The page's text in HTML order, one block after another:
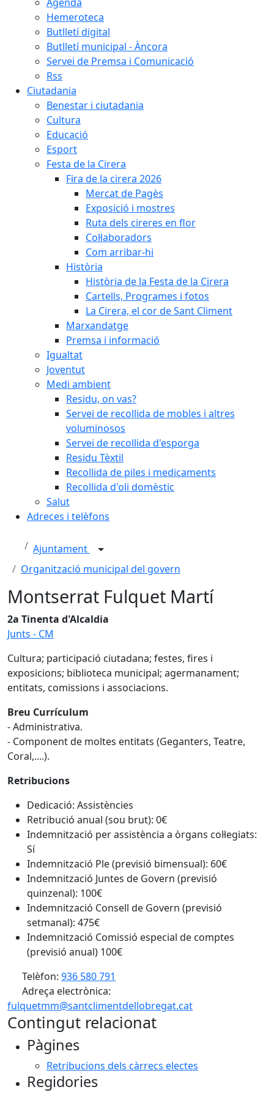
Hemeroteca
Butlletí digital
Butlletí municipal - Àncora
Servei de Premsa i Comunicació
Rss
Ciutadania
Benestar i ciutadania
Cultura
Educació
Esport
Festa de la Cirera
Fira de la cirera 2026
Mercat de Pagès
Exposició i mostres
Ruta dels cireres en flor
Col·laboradors
Com arribar-hi
Història
Història de la Festa de la Cirera
Cartells, Programes i fotos
La Cirera, el cor de Sant Climent
Marxandatge
Premsa i informació
Igualtat
Joventut
Medi ambient
Residu, on vas?
Servei de recollida de mobles i altres
voluminosos
Servei de recollida d'esporga
Residu Tèxtil
Recollida de piles i medicaments
Recollida d'oli domèstic
Salut
Adreces i telèfons
Ajuntament
Organització municipal del govern
Montserrat Fulquet Martí
2a Tinenta d'Alcaldia
Junts - CM
Cultura; participació ciutadana; festes, fires i
exposicions; biblioteca municipal; agermanament;
entitats, comissions i associacions.
Breu Currículum
- Administrativa.
- Component de moltes entitats (Geganters, Teatre,
Coral,....).
Retribucions
Dedicació: Assistències
Retribució anual (sou brut): 0€
Indemnització per assistència a òrgans col·legiats:
Sí
Indemnització Ple (previsió bimensual): 60€
Indemnització Juntes de Govern (previsió
quinzenal): 100€
Indemnització Consell de Govern (previsió
setmanal): 475€
Indemnització Comissió especial de comptes
(previsió anual) 100€
Telèfon: 936 580 791
Adreça electrònica:
fulquetmm@santclimentdellobregat.cat
Contingut relacionat
Pàgines
Retribucions dels càrrecs electes
Regidories